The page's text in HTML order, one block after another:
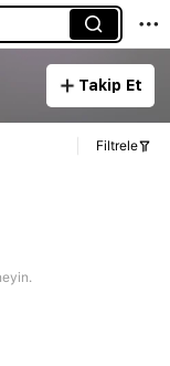
Takip Et
Filtrele